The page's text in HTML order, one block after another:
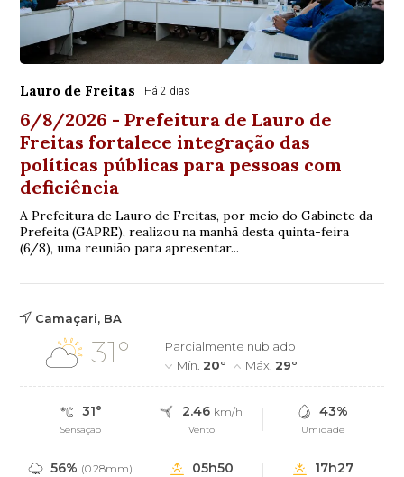
Lauro de Freitas Há 2 dias
6/8/2026 - Prefeitura de Lauro de
Freitas fortalece integração das
políticas públicas para pessoas com
deficiência
A Prefeitura de Lauro de Freitas, por meio do Gabinete da
Prefeita (GAPRE), realizou na manhã desta quinta-feira
(6/8), uma reunião para apresentar...
Camaçari, BA
31°
Parcialmente nublado
Mín.20° Máx.29°
31°
Sensação
2.46 km/h
Vento
43%
Umidade
56% (0.28mm) 05h50 17h27